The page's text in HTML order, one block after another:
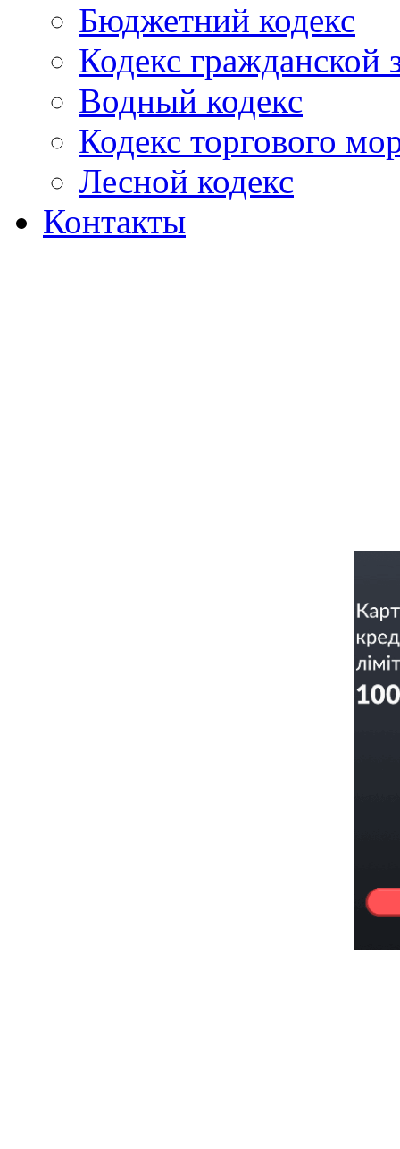
Бюджетний кодекс
Кодекс гражданской
Водный кодекс
Кодекс торгового
Лесной кодекс
Контакты